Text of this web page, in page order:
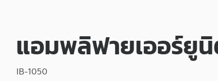
แอมพลิฟายเออร์ยู
IB-1050